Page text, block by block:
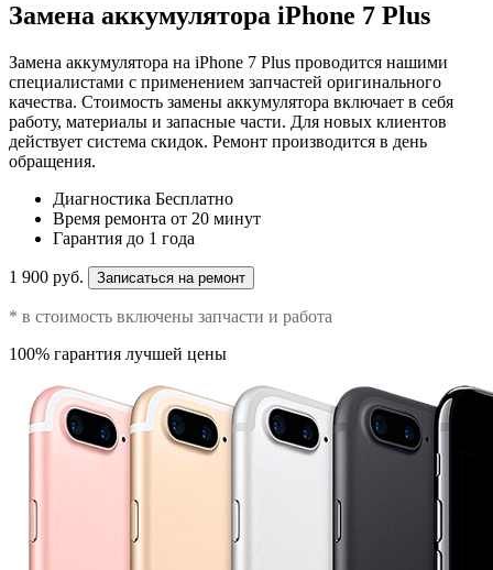
Замена аккумулятора iPhone 7 Plus
Замена аккумулятора на iPhone 7 Plus проводится нашими
специалистами с применением запчастей оригинального
качества. Стоимость замены аккумулятора включает в себя
работу, материалы и запасные части. Для новых клиентов
действует система скидок. Ремонт производится в день
обращения.
Диагностика Бесплатно
Время ремонта от 20 минут
Гарантия до 1 года
1 900 руб. Записаться на ремонт
* в стоимость включены запчасти и работа
100% гарантия лучшей цены